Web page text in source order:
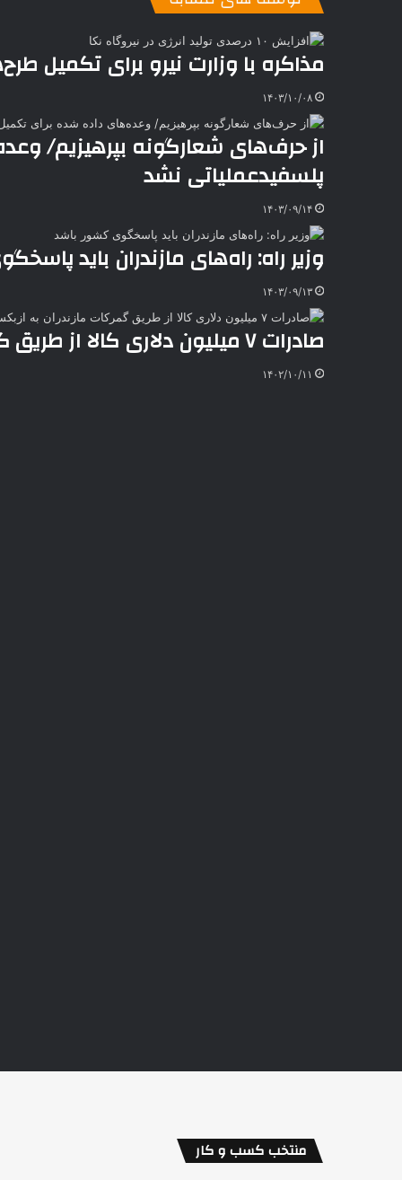
تkه
مذاکره با وزارت نیرو برای تکمیل
۱۴۰۳/۱۰/۰۸
از حرف‌های شعارگونه بپرهیزیم/
پلسفیدعملیاتی نشد
۱۴۰۳/۰۹/۱۴
وزیر راه: راه‌های مازندران باید
۱۴۰۳/۰۹/۱۳
صادرات ۷ میلیون دلاری کالا از طریق گمرکات مازندران به ازبکستان
۱۴۰۲/۱۰/۱۱
منتخب کسب و کار